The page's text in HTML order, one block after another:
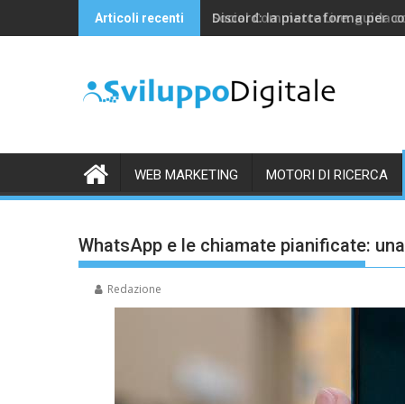
to
Articoli recenti Discord: la piattaforma per
WEB MARKETING MOTORI DI RICERCA
WhatsApp e le chiamate pianificate:
Redazione